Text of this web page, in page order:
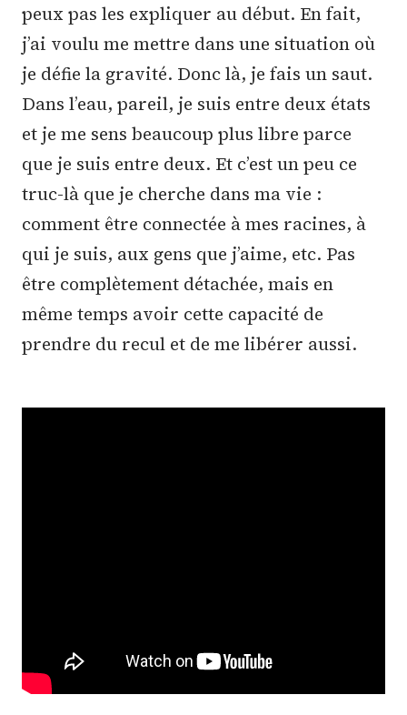
peux pas les expliquer au début. En fait,
j’ai voulu me mettre dans une situation où
je défie la gravité. Donc là, je fais un saut.
Dans l’eau, pareil, je suis entre deux états
et je me sens beaucoup plus libre parce
que je suis entre deux. Et c’est un peu ce
truc-là que je cherche dans ma vie :
comment être connectée à mes racines, à
qui je suis, aux gens que j’aime, etc. Pas
être complètement détachée, mais en
même temps avoir cette capacité de
prendre du recul et de me libérer aussi.